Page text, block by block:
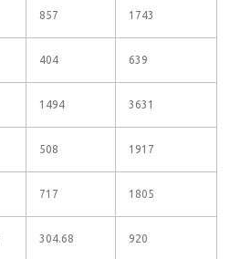
857 1743
404 639
1494 3631
508 1917
717 1805
304.68 920